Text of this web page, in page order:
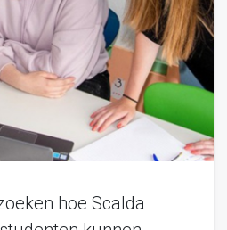
hoe Scalda